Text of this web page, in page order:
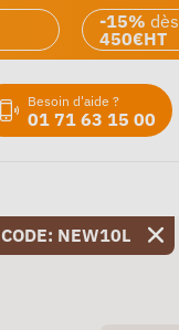
-15% dès
450€HT
Besoin d'aide ?
01 71 63 15 00
NEW10L